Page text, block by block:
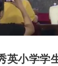
英小学学